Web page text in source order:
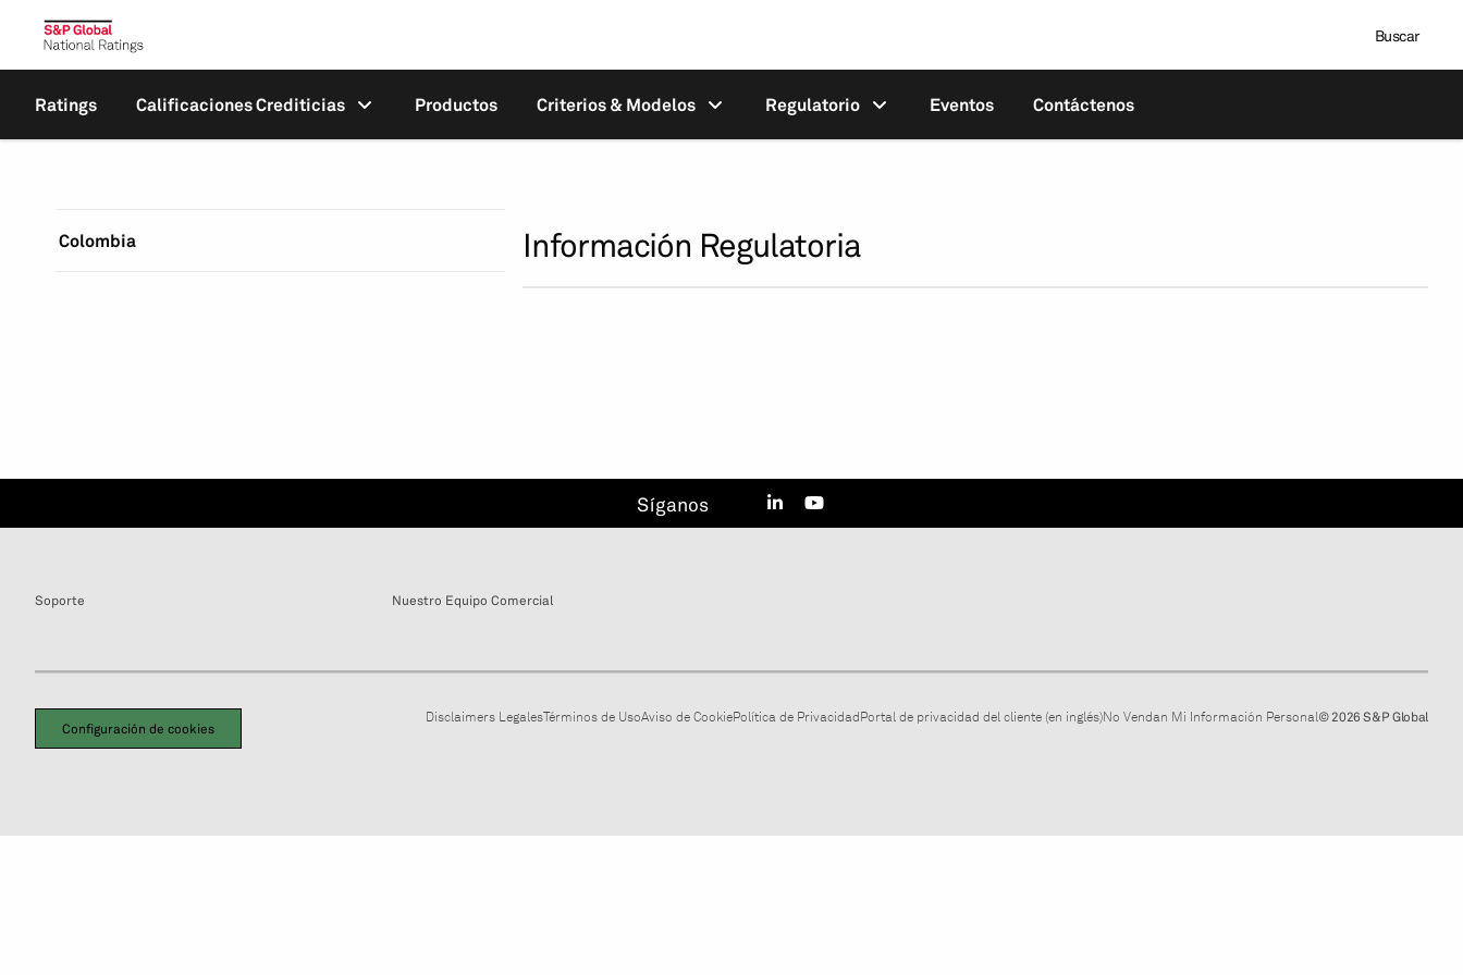
Buscar
Ratings Calificaciones Crediticias Productos Criterios & Modelos Regulatorio Eventos Contáctenos
Colombia Información Regulatoria
Síganos
Soporte Nuestro Equipo Comercial
Configuración de cookies
Disclaimers LegalesTérminos de UsoAviso de CookiePolítica de PrivacidadPortal de privacidad del cliente (en inglés)No Vendan Mi Información Personal© 2026 S&P Global